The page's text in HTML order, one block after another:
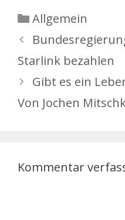
geplant, die Straße
Stadtring Süd-Ost
zwischen Braustraße und
Zschippern/Thränitz als
einzurichten. Der Verkehr
Kategorien
Allgemein
Starlink bezahlen
Gibt es ein
Von Jochen
Kommentar